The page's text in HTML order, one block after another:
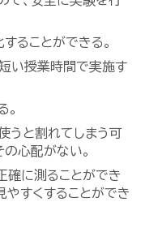
ることができる。
い授業時間で実施す
。
うと割れてしまう可
心配がない。
確に測ることができ
やすくすることができ